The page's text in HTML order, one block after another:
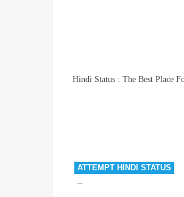
Hindi Status : The Best Place
ATTEMPT HINDI STATUS